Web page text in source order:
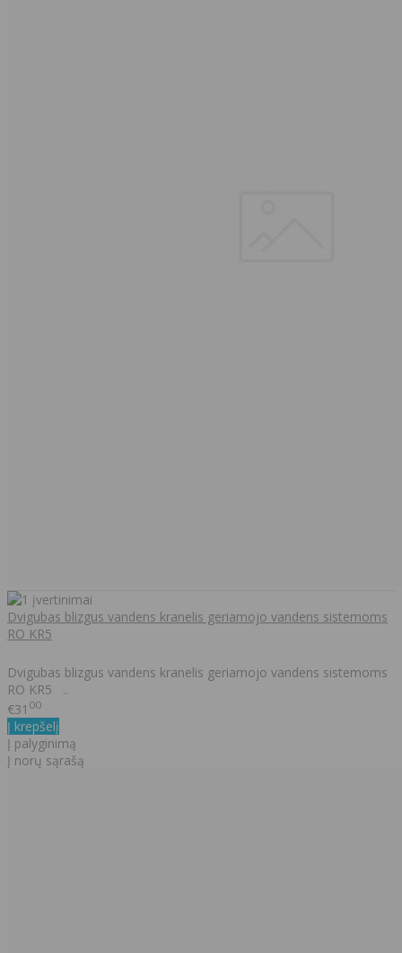
Dvigubas blizgus vandens kranelis geriamojo vandens sistemoms
RO KR5
Dvigubas blizgus vandens kranelis geriamojo vandens sistemoms
RO KR5 ..
€31 00
Į krepšelį
Į palyginimą
Į norų sąrašą